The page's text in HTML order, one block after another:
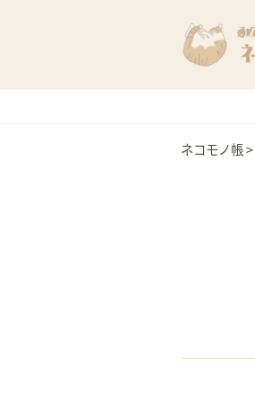
ネコモノ帳>